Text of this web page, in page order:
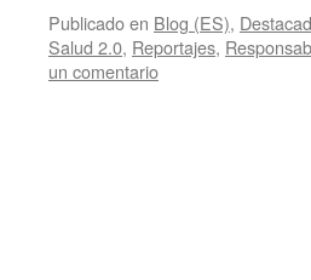
Publicado en Blog (ES),
Salud 2.0, Reportajes,
un comentario